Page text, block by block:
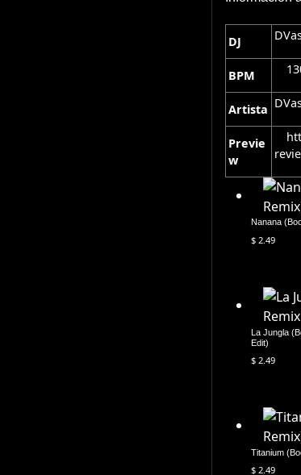
DJ
BPM
Artista
Previe
w
Nanana
$ 2.49
La Jungla
Edit)
$ 2.49
Titanium
$ 2.49